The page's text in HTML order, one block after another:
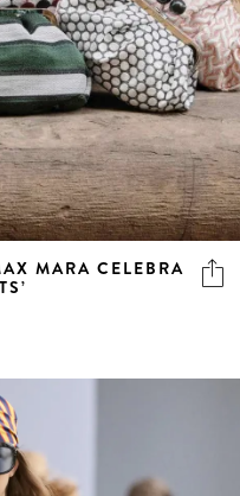
MARA CELEBRA